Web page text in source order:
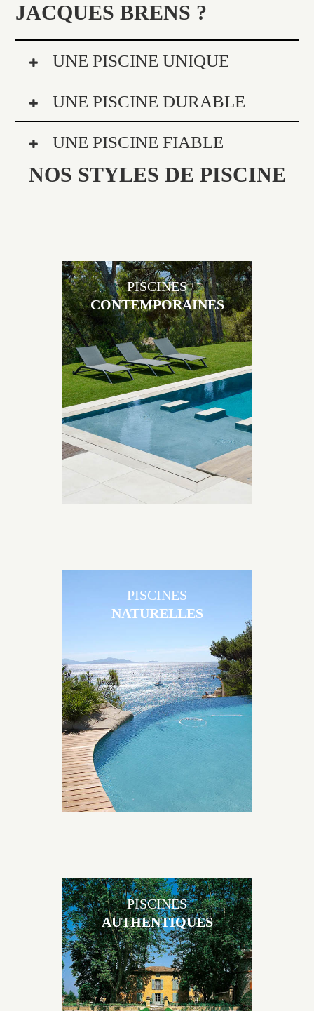
JACQUES BRENS ?
UNE PISCINE UNIQUE
UNE PISCINE DURABLE
UNE PISCINE FIABLE
NOS STYLES DE PISCINE
Les piscines en béton contemporaines Jacques
Brens sont uniques grâce au large choix de
matériaux et de revêtements et les nombreuses
options disponibles, miroir, couloir de nage, plage
immergée, débordement.
PISCINES
CONTEMPORAINES
Les piscines en béton naturelles Jacques Brens sont
originales, elles s’intègrent parfaitement à leur
environnement grâce à un jeu de volume et de
matière sur-mesure conçu par notre bureau d’étude
spécialisé.
PISCINES
NATURELLES
Les piscines en béton authentiques Jacques Brens se
démarquent par la noblesse des matériaux
utilisés pour garder un aspect ancien, retrouver une
PISCINES
AUTHENTIQUES